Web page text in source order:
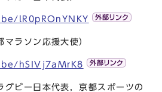
lR0pROnYNKY
ラソン応援大使）
hSIVj7aMrK8
ビー日本代表，京都スポーツの